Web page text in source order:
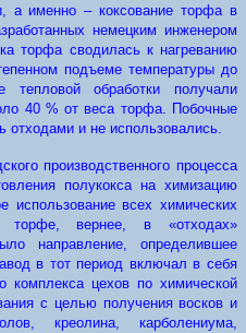
а именно – коксование торфа в
немецким инженером
торфа сводилась к нагреванию
подъеме температуры до
тепловой обработки получали
40 % от веса торфа. Побочные
отходами и не использовались.
производственного процесса
полукокса на химизацию
использование всех химических
торфе, вернее, в «отходах»
направление, определившее
в тот период включал в себя
цехов по химической
с целью получения восков и
креолина, карболениума,